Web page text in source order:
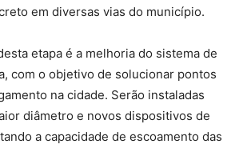
em diversas vias do município.
etapa é a melhoria do sistema de
com o objetivo de solucionar pontos
na cidade. Serão instaladas
diâmetro e novos dispositivos de
a capacidade de escoamento das